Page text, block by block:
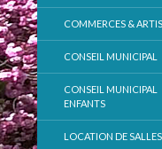
COMMERCES &
CONSEIL MUNICIPAL
CONSEIL MUNICIPAL
ENFANTS
LOCATION DE SALLES